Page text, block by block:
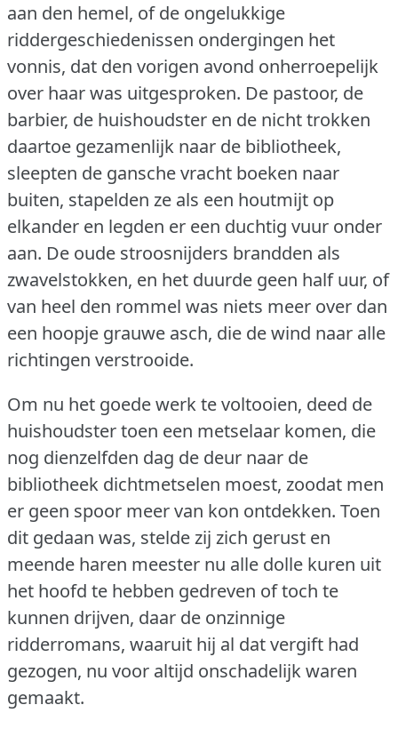
aan den hemel, of de ongelukkige
riddergeschiedenissen ondergingen het
vonnis, dat den vorigen avond onherroepelijk
over haar was uitgesproken. De pastoor, de
barbier, de huishoudster en de nicht trokken
daartoe gezamenlijk naar de bibliotheek,
sleepten de gansche vracht boeken naar
buiten, stapelden ze als een houtmijt op
elkander en legden er een duchtig vuur onder
aan. De oude stroosnijders brandden als
zwavelstokken, en het duurde geen half uur, of
van heel den rommel was niets meer over dan
een hoopje grauwe asch, die de wind naar alle
richtingen verstrooide.
Om nu het goede werk te voltooien, deed de
huishoudster toen een metselaar komen, die
nog dienzelfden dag de deur naar de
bibliotheek dichtmetselen moest, zoodat men
er geen spoor meer van kon ontdekken. Toen
dit gedaan was, stelde zij zich gerust en
meende haren meester nu alle dolle kuren uit
het hoofd te hebben gedreven of toch te
kunnen drijven, daar de onzinnige
ridderromans, waaruit hij al dat vergift had
gezogen, nu voor altijd onschadelijk waren
gemaakt.